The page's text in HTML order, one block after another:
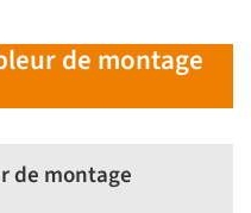
de montage
de montage